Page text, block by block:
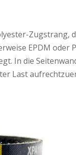
Zugstrang,
EPDM oder
In die
Last